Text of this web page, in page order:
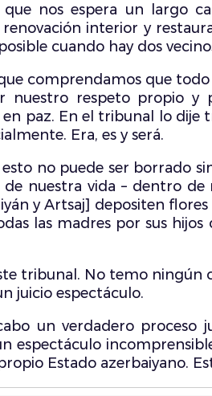
nos espera un largo
interior y
cuando hay dos
comprendamos que
nuestro respeto propio y
paz. En el tribunal lo dije
Era, es y será.
no puede ser borrado
nuestra vida – dentro de
y Artsaj] depositen
las madres por sus hijos
tribunal. No temo ningún
juicio espectáculo.
un verdadero proceso
espectáculo
Estado azerbaiyano.